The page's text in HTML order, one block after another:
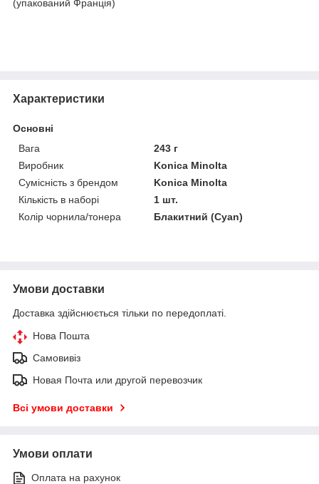
(упакований Франція)
Характеристики
Основні
Вага
243 г
Виробник
Konica Minolta
Сумісність з брендом
Konica Minolta
Кількість в наборі
1 шт.
Колір чорнила/тонера
Блакитний (Cyan)
Умови доставки
Доставка здійснюється тільки по передоплаті.
Нова Пошта
Самовивіз
Новая Почта или другой перевозчик
Всі умови доставки
Умови оплати
Оплата на рахунок